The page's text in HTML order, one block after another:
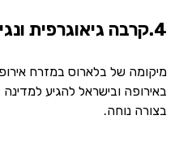
4.קרבה גיאוגרפית ונגישות
מיקומה של בלארוס במזרח
באירופה ובישראל להגיע
בצורה נוחה.